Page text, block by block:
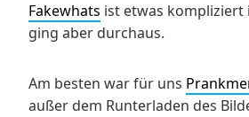
Fakewhats ist etwas kompliziert
ging aber durchaus.
Am besten war für uns
außer dem Runterladen des